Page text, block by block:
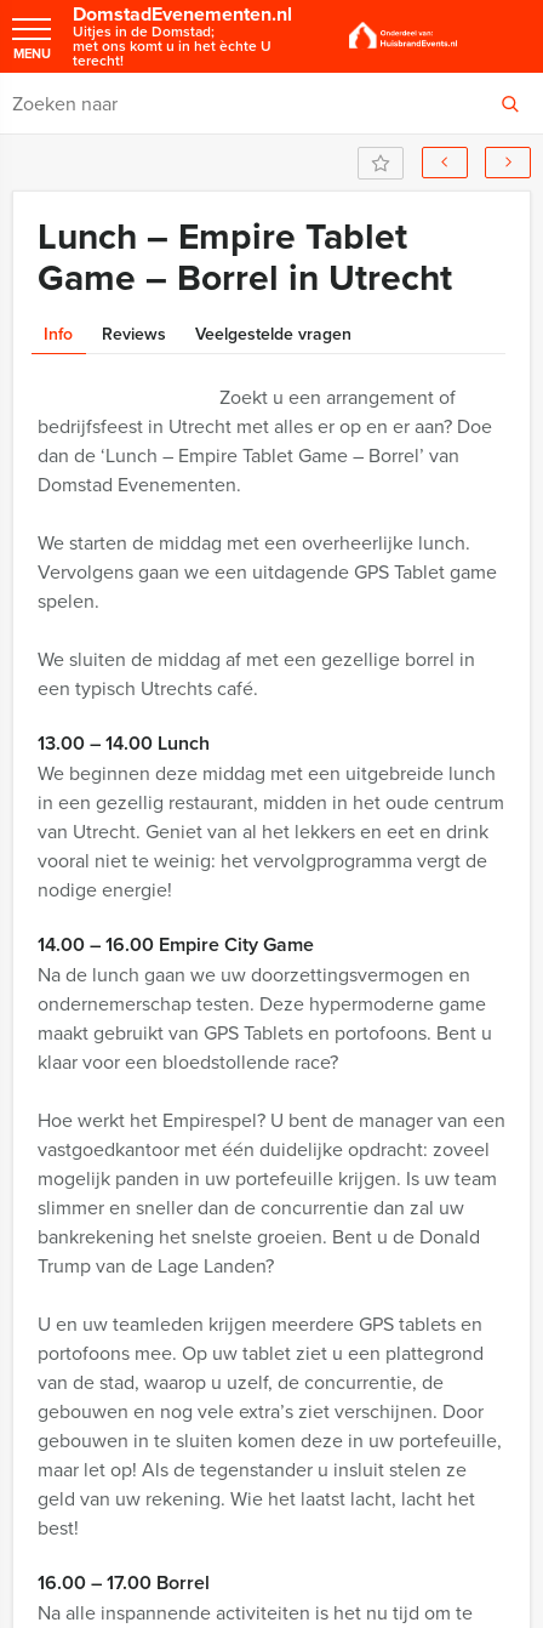
DomstadEvenementen.nl
Uitjes in de Domstad;
met ons komt u in het èchte U
terecht!
MENU
Lunch – Empire Tablet
Game – Borrel in Utrecht
Info Reviews Veelgestelde vragen
Zoekt u een arrangement of
bedrijfsfeest in Utrecht met alles er op en er aan? Doe
dan de ‘Lunch – Empire Tablet Game – Borrel’ van
Domstad Evenementen.
We starten de middag met een overheerlijke lunch.
Vervolgens gaan we een uitdagende GPS Tablet game
spelen.
We sluiten de middag af met een gezellige borrel in
een typisch Utrechts café.
13.00 – 14.00 Lunch
We beginnen deze middag met een uitgebreide lunch
in een gezellig restaurant, midden in het oude centrum
van Utrecht. Geniet van al het lekkers en eet en drink
vooral niet te weinig: het vervolgprogramma vergt de
nodige energie!
14.00 – 16.00 Empire City Game
Na de lunch gaan we uw doorzettingsvermogen en
ondernemerschap testen. Deze hypermoderne game
maakt gebruikt van GPS Tablets en portofoons. Bent u
klaar voor een bloedstollende race?
Hoe werkt het Empirespel? U bent de manager van een
vastgoedkantoor met één duidelijke opdracht: zoveel
mogelijk panden in uw portefeuille krijgen. Is uw team
slimmer en sneller dan de concurrentie dan zal uw
bankrekening het snelste groeien. Bent u de Donald
Trump van de Lage Landen?
U en uw teamleden krijgen meerdere GPS tablets en
portofoons mee. Op uw tablet ziet u een plattegrond
van de stad, waarop u uzelf, de concurrentie, de
gebouwen en nog vele extra’s ziet verschijnen. Door
gebouwen in te sluiten komen deze in uw portefeuille,
maar let op! Als de tegenstander u insluit stelen ze
geld van uw rekening. Wie het laatst lacht, lacht het
best!
16.00 – 17.00 Borrel
Na alle inspannende activiteiten is het nu tijd om te